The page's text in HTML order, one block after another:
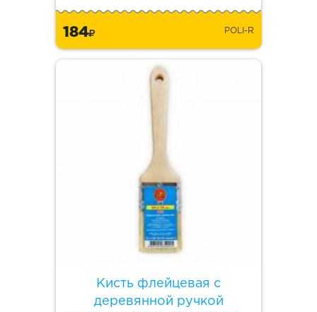
184 POLI-R
Кисть флейцевая с
деревянной ручкой